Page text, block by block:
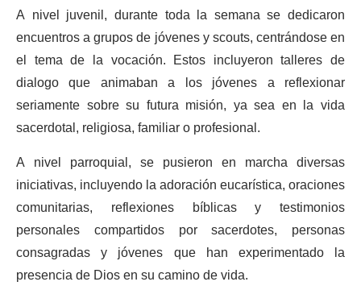
A nivel juvenil, durante toda la semana se dedicaron
encuentros a grupos de jóvenes y scouts, centrándose en
el tema de la vocación. Estos incluyeron talleres de
dialogo que animaban a los jóvenes a reflexionar
seriamente sobre su futura misión, ya sea en la vida
sacerdotal, religiosa, familiar o profesional.
A nivel parroquial, se pusieron en marcha diversas
iniciativas, incluyendo la adoración eucarística, oraciones
comunitarias, reflexiones bíblicas y testimonios
personales compartidos por sacerdotes, personas
consagradas y jóvenes que han experimentado la
presencia de Dios en su camino de vida.